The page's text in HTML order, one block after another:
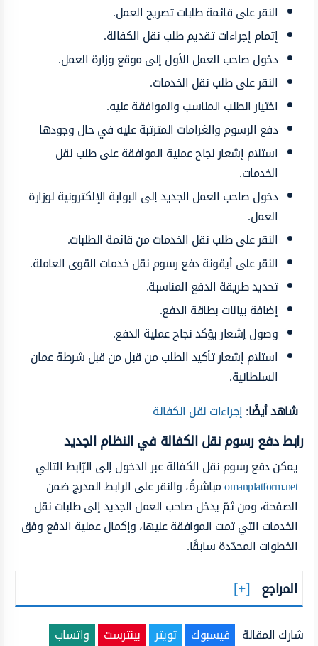
النقر على قائمة طلبات تصريح العمل.
إتمام إجراءات تقديم طلب نقل الكفالة.
دخول صاحب العمل الأول إلى موقع وزارة العمل.
النقر على طلب نقل الخدمات.
اختيار الطلب المناسب والموافقة عليه.
دفع الرسوم والغرامات المترتبة عليه في حال وجودها
استلام إشعار نجاح عملية الموافقة على طلب نقل
الخدمات.
دخول صاحب العمل الجديد إلى البوابة الإلكترونية لوزارة
العمل.
النقر على طلب نقل الخدمات من قائمة الطلبات.
النقر على أيقونة دفع رسوم نقل خدمات القوى العاملة.
تحديد طريقة الدفع المناسبة.
إضافة بيانات بطاقة الدفع.
وصول إشعار يؤكد نجاح عملية الدفع.
استلام إشعار تأكيد الطلب من قبل من قبل شرطة عمان
السلطانية.
شاهد أيضًا:إجراءات نقل الكفالة
رابط دفع رسوم نقل الكفالة في النظام الجديد
يمكن دفع رسوم نقل الكفالة عبر الدخول إلى الرّابط التالي
omanplatform.netمباشرةً، والنقر على الرابط المدرج ضمن
الصفحة، ومن ثمّ يدخل صاحب العمل الجديد إلى طلبات نقل
الخدمات التي تمت الموافقة عليها، وإكمال عملية الدفع وفق
الخطوات المحدّدة سابقًا.
المراجع
شارك المقالة فيسبوك تويتر بينترست
واتساب